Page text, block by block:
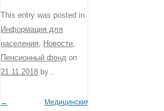
This entry was posted in
Информация для
населения
Новости
Пенсионный фонд on
21.11.2018 by
Post navigation
←
Медицинским